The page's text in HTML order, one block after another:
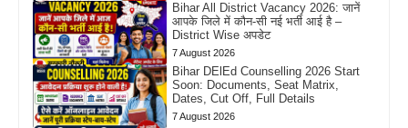
Bihar All District Vacancy 2026: जानें
आपके जिले में कौन-सी नई भर्ती आई है –
District Wise अपडेट
7 August 2026
Bihar DElEd Counselling 2026 Start
Soon: Documents, Seat Matrix,
Dates, Cut Off, Full Details
7 August 2026